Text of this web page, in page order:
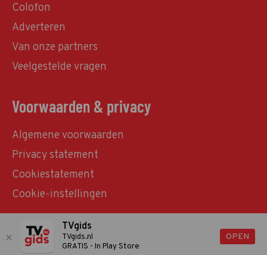
Colofon
Adverteren
Van onze partners
Veelgestelde vragen
Voorwaarden & privacy
Algemene voorwaarden
Privacy statement
Cookiestatement
Cookie-instellingen
© TVgids.nl 2026 - All rights reserved. No text and
datamining.
TVgids
TVgids.nl
GRATIS - In Play Store
OPEN